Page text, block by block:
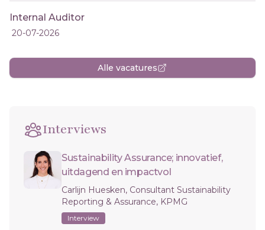
Internal Auditor
20-07-2026
Alle vacatures
Interviews
Sustainability Assurance; innovatief,
uitdagend en impactvol
Carlijn Huesken, Consultant Sustainability
Reporting & Assurance, KPMG
Interview